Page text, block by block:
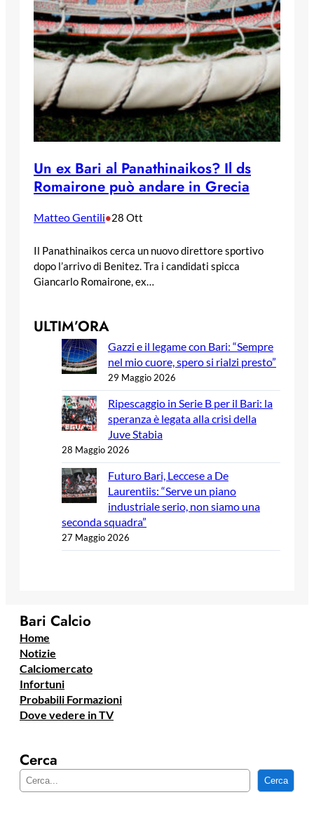
Un ex Bari al Panathinaikos? Il ds
Romairone può andare in Grecia
Matteo Gentili•28 Ott
Il Panathinaikos cerca un nuovo direttore sportivo
dopo l’arrivo di Benitez. Tra i candidati spicca
Giancarlo Romairone, ex…
ULTIM’ORA
Gazzi e il legame con Bari: “Sempre
nel mio cuore, spero si rialzi presto”
29 Maggio 2026
Ripescaggio in Serie B per il Bari: la
speranza è legata alla crisi della
Juve Stabia
28 Maggio 2026
Futuro Bari, Leccese a De
Laurentiis: “Serve un piano
industriale serio, non siamo una
seconda squadra”
27 Maggio 2026
Bari Calcio
Home
Notizie
Calciomercato
Infortuni
Probabili Formazioni
Dove vedere in TV
Cerca
e
Cerca